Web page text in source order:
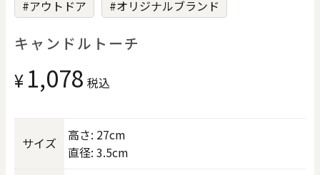
色で探す
お買い物ガイド 企業情報
#アウトドア #オリジナルブランド
キャンドルトーチ
¥ 1,078 税込
サイズ
高さ: 27cm
直径: 3.5cm